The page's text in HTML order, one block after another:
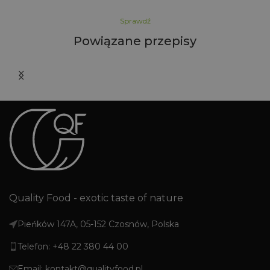
Sprawdź
Powiązane przepisy
Quality Food - exotic taste of nature
Pieńków 147A, 05-152 Czosnów, Polska
Telefon: +48 22 380 44 00